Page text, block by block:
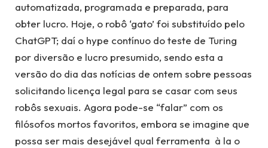
automatizada, programada e preparada, para
obter lucro. Hoje, o robô ‘gato’ foi substituído pelo
ChatGPT; daí o hype contínuo do teste de Turing
por diversão e lucro presumido, sendo esta a
versão do dia das notícias de ontem sobre pessoas
solicitando licença legal para se casar com seus
robôs sexuais. Agora pode-se “falar” com os
filósofos mortos favoritos, embora se imagine que
possa ser mais desejável qual ferramenta à la o